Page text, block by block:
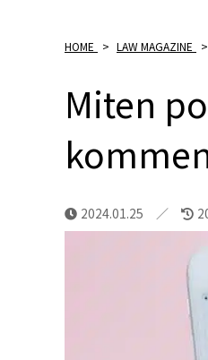
HOME > LAW MAGAZINE >
Miten
2024.01.25